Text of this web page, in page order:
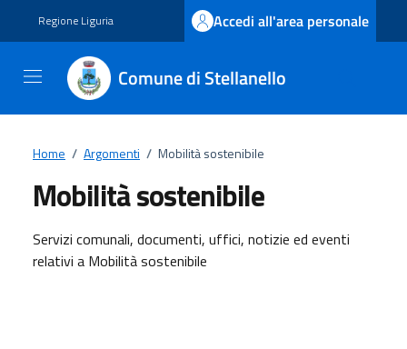
Regione Liguria Accedi all'area personale
Comune di Stellanello
Home / Argomenti / Mobilità sostenibile
Mobilità sostenibile
Dettagli dell'argomento
Servizi comunali, documenti, uffici, notizie ed eventi
relativi a Mobilità sostenibile